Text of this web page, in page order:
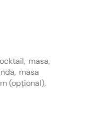
, masa,
, masa
(opțional),